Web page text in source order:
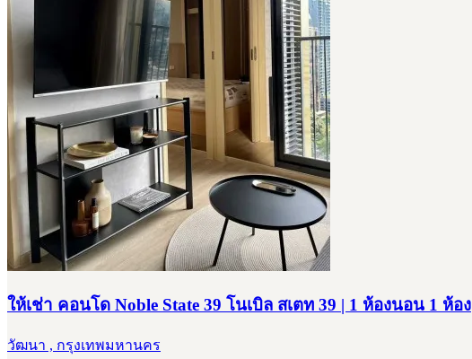
ให้เช่า คอนโด Noble State 39 โนเบิล สเตท 39 | 1 ห้องนอน 1 ห้อง
วัฒนา , กรุงเทพมหานคร